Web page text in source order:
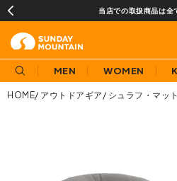
当店での取扱商品は全
MEN WOMEN
HOME アウトドアギア シュラフ・マッ